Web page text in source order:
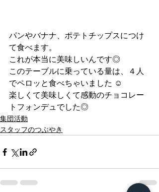
パンやバナナ、ポテトチップスにつけ
て食べます。
これが本当に美味しいんです◎
このテーブルに乗っている量は、４人
でペロッと食べちゃいました ☺︎
楽しくて美味しくて感動のチョコレー
トフォンデュでした◎
集団活動
スタッフのつぶやき